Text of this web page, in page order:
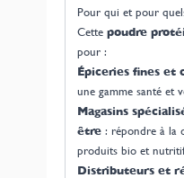
Pour qui et pour
Cette poudre
pour :
Épiceries fines et
une gamme santé et
Magasins
être: répondre à la
produits bio et
Distributeurs et